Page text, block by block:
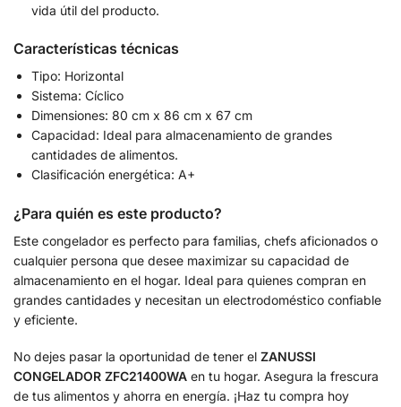
vida útil del producto.
Características técnicas
Tipo: Horizontal
Sistema: Cíclico
Dimensiones: 80 cm x 86 cm x 67 cm
Capacidad: Ideal para almacenamiento de grandes
cantidades de alimentos.
Clasificación energética: A+
¿Para quién es este producto?
Este congelador es perfecto para familias, chefs aficionados o
cualquier persona que desee maximizar su capacidad de
almacenamiento en el hogar. Ideal para quienes compran en
grandes cantidades y necesitan un electrodoméstico confiable
y eficiente.
No dejes pasar la oportunidad de tener el ZANUSSI
CONGELADOR ZFC21400WA en tu hogar. Asegura la frescura
de tus alimentos y ahorra en energía. ¡Haz tu compra hoy